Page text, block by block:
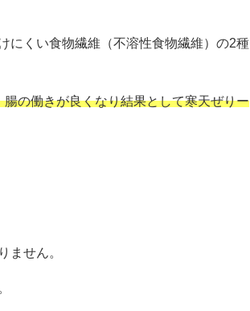
にくい食物繊維（不溶性食物繊維）の2種
の働きが良くなり結果として寒天ぜりー
ません。